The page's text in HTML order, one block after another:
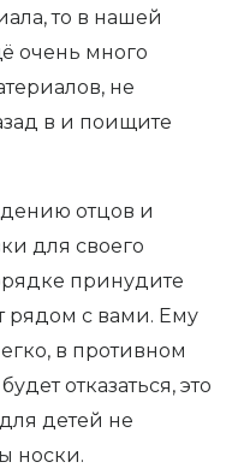
то в нашей
очень много
не
в и поищите
отцов и
для своего
принудите
рядом с вами. Ему
в противном
отказаться, это
детей не
носки.